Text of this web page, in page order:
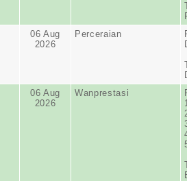
06 Aug
2026
Perceraian
06 Aug
2026
Wanprestasi